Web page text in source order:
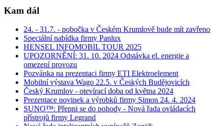
Kam dál
24. - 31.7. - pobočka v Českém Krumlově bude mít zavřeno
Speciální nabídka firmy Panlux
HENSEL INFOMOBIL TOUR 2025
UPOZORNĚNÍ: 31. 10. 2024 Odstávka el. energie a
omezení provozu
Pozvánka na prezentaci firmy ETI Elektroelement
Mobilní výstava Wago 22.5. v Českých Budějovicích
Český Krumlov - otevírací doba od května 2024
Prezentace novinek a výrobků firmy Simon 24. 4. 2024
SUNO™: Přepni se do pohody - Nová řada ovládacích
přístrojů firmy Legrand